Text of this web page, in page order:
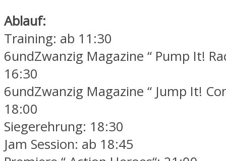
Ablauf:
Training: ab 11:30
6undZwanzig Magazine “ Pump It!
16:30
6undZwanzig Magazine “ Jump It!
18:00
Siegerehrung: 18:30
Jam Session: ab 18:45